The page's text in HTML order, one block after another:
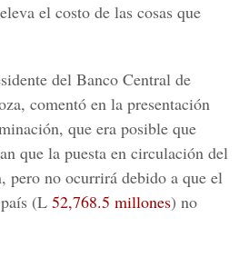
el costo de las cosas que
del Banco Central de
comentó en la presentación
que era posible que
que la puesta en circulación del
pero no ocurrirá debido a que el
(L 52,768.5 millones) no